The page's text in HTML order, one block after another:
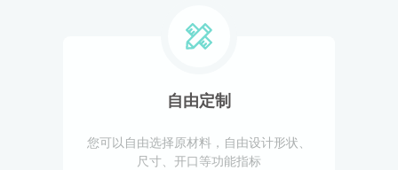
自由定制
您可以自由选择原材料，自由设计形状、
尺寸、开口等功能指标